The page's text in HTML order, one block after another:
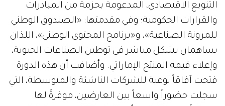
التنويع الاقتصادي، المدعومة بحزمة من المبادرات
والقرارات الحكومية؛ وفي مقدمتها: «الصندوق الوطني
للمرونة الصناعية»، و«برنامج المحتوى الوطني»، اللذان
يساهمان بشكل مباشر في توطين الصناعات الحيوية،
وإعلاء قيمة المنتج الإماراتي. وأضافت أن هذه الدورة
فتحت آفاقاً نوعية للشركات الناشئة والمتوسطة، التي
سجلت حضوراً واسعاً بين العارضين، موفرةً لها